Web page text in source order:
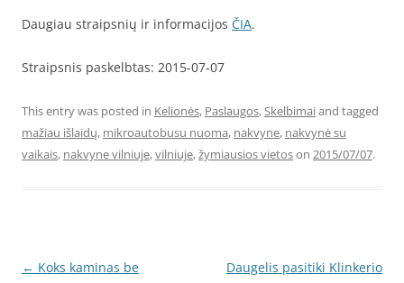
Daugiau straipsnių ir informacijos ČIA.
Straipsnis paskelbtas: 2015-07-07
This entry was posted in Kelionės, Paslaugos,Skelbimaiand tagged
mažiau išlaidų, mikroautobusu nuoma, nakvyne, nakvynė su
vaikais, nakvyne vilniuje,vilniuje,žymiausios vietoson 2015/07/07.
Post
← Koks kaminas be
Daugelis pasitiki Klinkerio